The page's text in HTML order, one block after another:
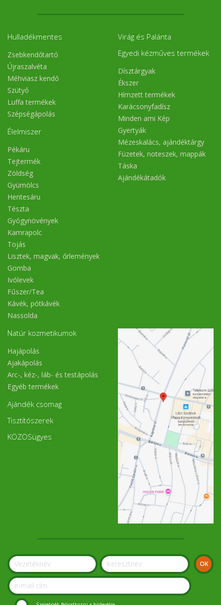
Hulladékmentes
Zsebkendőtartó
Újraszalvéta
Méhviasz kendő
Szütyő
Luffa termékek
Szépségápolás
Élelmiszer
Pékáru
Tejtermék
Zöldség
Gyümölcs
Hentesáru
Tészta
Gyógynövények
Kamrapolc
Tojás
Lisztek, magvak, őrlemények
Gomba
Ivólevek
Fűszer/Tea
Kávék, pótkávék
Nassolda
Virág és Palánta
Egyedi kézműves termékek
Dísztárgyak
Ékszer
Hímzett termékek
Karácsonyfadísz
Minden ami Kép
Gyertyák
Mézeskalács, ajándéktárgy
Füzetek, noteszek, mappák
Táska
Ajándékátadók
Natúr kozmetikumok
Hajápolás
Ajakápolás
Arc-, kéz-, láb- és testápolás
Egyéb termékek
Ajándék csomag
Tisztítószerek
KÖZÖSügyes